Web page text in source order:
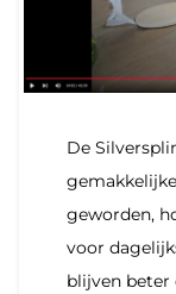
De
geworden,
voor
blijven